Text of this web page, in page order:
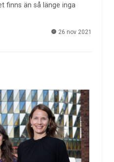
finns än så länge inga
26 nov 2021